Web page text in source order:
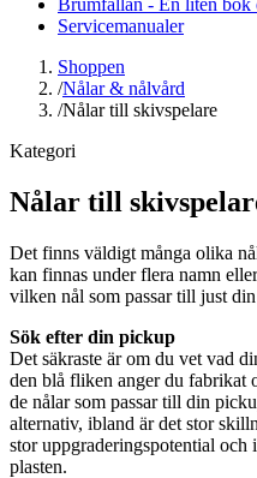
Servicemanualer
Shoppen
/Nålar & nålvård
/Nålar till skivspelare
Kategori
Nålar till
Det finns väldigt många olika
kan finnas under flera namn
vilken nål som passar till just
Sök efter din pickup
Det säkraste är om du vet vad
den blå fliken anger du fabrikat
de nålar som passar till din
alternativ, ibland är det stor
stor uppgraderingspotential och
plasten.